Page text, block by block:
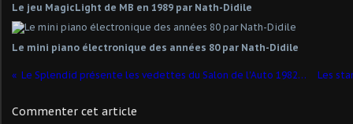
Le jeu MagicLight de MB en 1989 par Nath-Didile
Le mini piano électronique des années 80 par Nath-Didile
Le Splendid présente les vedettes du Salon de l'Auto 1982 par Nath-Didile
Commenter cet article